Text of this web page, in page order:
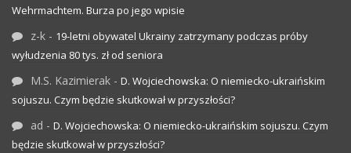
Wehrmachtem. Burza po jego wpisie
z-k - 19-letni obywatel Ukrainy zatrzymany podczas próby
wyłudzenia 80 tys. zł od seniora
M.S. Kazimierak - D. Wojciechowska: O niemiecko-ukraińskim
sojuszu. Czym będzie skutkował w przyszłości?
ad - D. Wojciechowska: O niemiecko-ukraińskim sojuszu. Czym
będzie skutkował w przyszłości?